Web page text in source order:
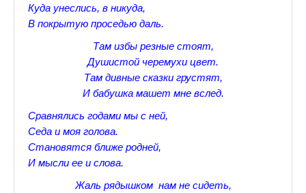
Прогулки по Царскому Селу. Весна.
Прогулки по Царскому Селу. Лето
Прогулки по Царскому Селу. Осень
Стихи о Пушкине А.С.
Александр Пушкин Стихи
Стихотворения лицеистов
Куда унеслись, в никуда,
В покрытую проседью даль.
Там избы резные стоят,
Душистой черемухи цвет.
Там дивные сказки грустят,
И бабушка машет мне вслед.
Сравнялись годами мы с ней,
Седа и моя голова.
Становятся ближе родней,
И мысли ее и слова.
Жаль рядышком нам не сидеть,